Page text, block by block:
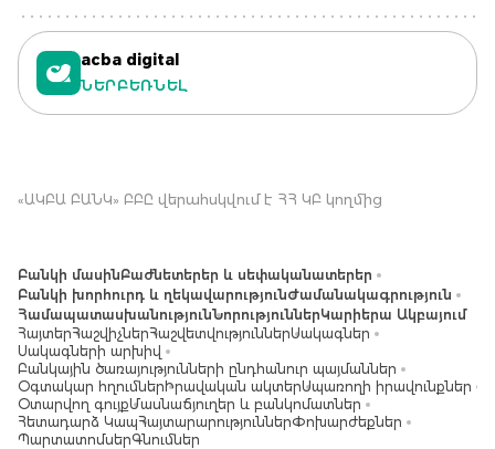
acba digital
ՆԵՐԲԵՌՆԵԼ
«ԱԿԲԱ ԲԱՆԿ» ԲԲԸ վերահսկվում է ՀՀ ԿԲ կողմից
Բանկի մասինԲաժնետերեր և սեփականատերեր
Բանկի խորհուրդ և ղեկավարությունԺամանակագրություն
ՀամապատասխանությունՆորություններԿարիերա Ակբայում
ՀայտերՀաշվիչներՀաշվետվություններՍակագներ
Սակագների արխիվ
Բանկային ծառայությունների ընդհանուր պայմաններ
Օգտակար հղումներ Իրավական ակտերՍպառողի իրավունքներ
Օտարվող գույքՄասնաճյուղեր և բանկոմատներ
Հետադարձ ԿապՀայտարարություններՓոխարժեքներ
ՊարտատոմսերԳնումներ